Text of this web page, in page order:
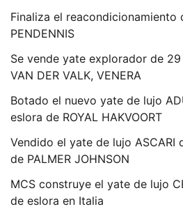
Finaliza el reacondicionamiento
PENDENNIS
Se vende yate explorador de
VAN DER VALK, VENERA
Botado el nuevo yate de lujo
eslora de ROYAL HAKVOORT
Vendido el yate de lujo ASCARI
de PALMER JOHNSON
MCS construye el yate de lujo
de eslora en Italia